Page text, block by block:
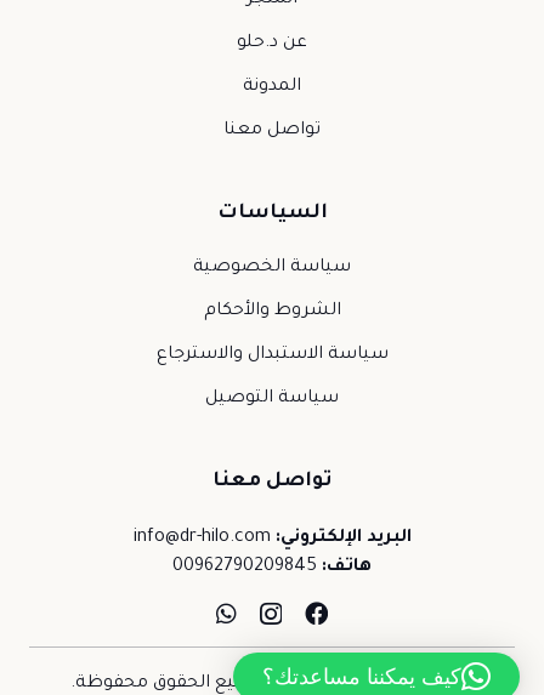
عن د.حلو
المدونة
تواصل معنا
السياسات
سياسة الخصوصية
الشروط والأحكام
سياسة الاستبدال والاسترجاع
سياسة التوصيل
تواصل معنا
البريد الإلكتروني: info@dr-hilo.com
هاتف: 00962790209845
حقوق النشر © 2026 د.حلو. جميع الحقوق محفوظة.
كيف يمكننا مساعدتك؟